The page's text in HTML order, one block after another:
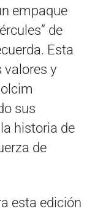
empaque
de
Esta
valores y
sus
historia de
de
esta edición